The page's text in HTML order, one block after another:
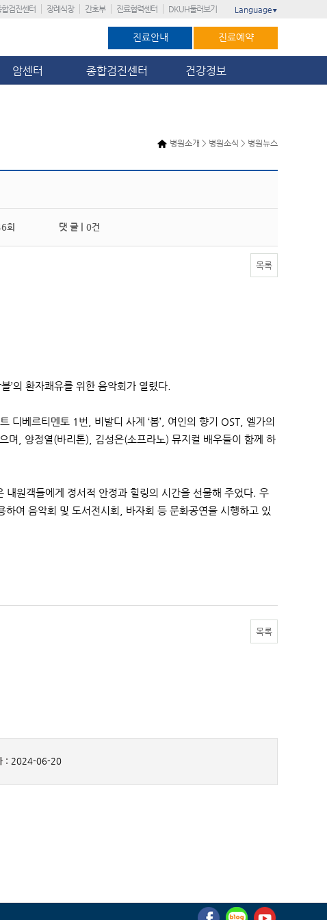
검진센터 장례식장 간호부 진료협력센터 DKUH둘러보기 Language ▼
진료안내 진료예약
암센터 종합검진센터 건강정보
병원소개 > 병원소식 > 병원뉴스
회 댓 글 | 0건
목록
’의 환자쾌유를 위한 음악회가 열렸다.
베르티멘토 1번, 비발디 사계 ‘봄’, 여인의 향기 OST, 엘가의
며, 양정열(바리톤), 김성은(소프라노) 뮤지컬 배우들이 함께 하
내원객들에게 정서적 안정과 힐링의 시간을 선물해 주었다. 우
여 음악회 및 도서전시회, 바자회 등 문화공연을 시행하고 있
목록
: 2024-06-20